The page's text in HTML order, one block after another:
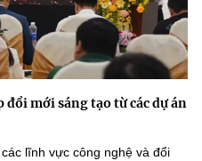
mới sáng tạo từ các dự án
lĩnh vực công nghệ và đổi